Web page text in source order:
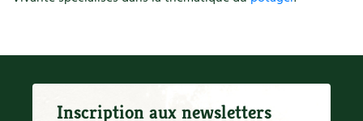
Inscription aux newsletters